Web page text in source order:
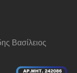
Βασίλειος